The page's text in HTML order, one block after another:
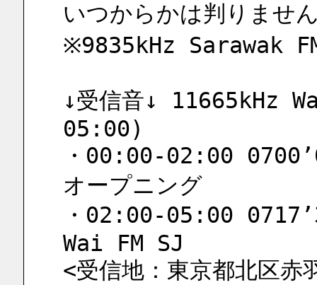
いつからかは判りませ
※9835kHz Sarawak
↓受信音↓ 11665kHz
05:00)
・00:00-02:00
オープニング
・02:00-05:00
Wai FM SJ
<受信地：東京都北区